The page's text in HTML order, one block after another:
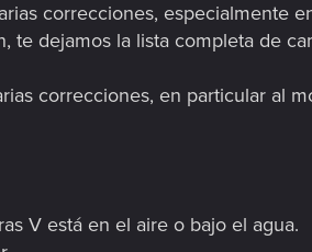
correcciones, especialmente
te dejamos la lista completa de
correcciones, en particular al
V está en el aire o bajo el agua.